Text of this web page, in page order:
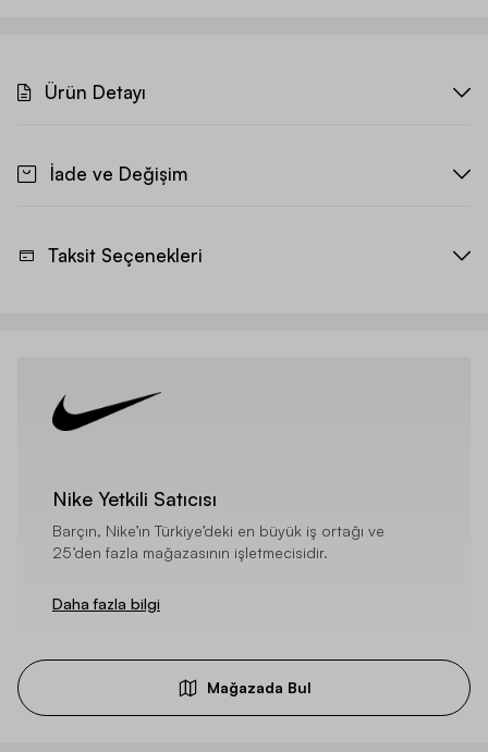
Ürün Detayı
İade ve Değişim
Taksit Seçenekleri
Nike Yetkili Satıcısı
Barçın, Nike’ın Türkiye’deki en büyük iş ortağı ve
25’den fazla mağazasının işletmecisidir.
Daha fazla bilgi
Mağazada Bul